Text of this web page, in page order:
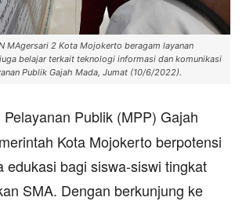
MAgersari 2 Kota Mojokerto beragam layanan
belajar terkait teknologi informasi dan komunikasi
Publik Gajah Mada, Jumat (10/6/2022).
Pelayanan Publik (MPP) Gajah
Kota Mojokerto berpotensi
edukasi bagi siswa-siswi tingkat
SMA. Dengan berkunjung ke